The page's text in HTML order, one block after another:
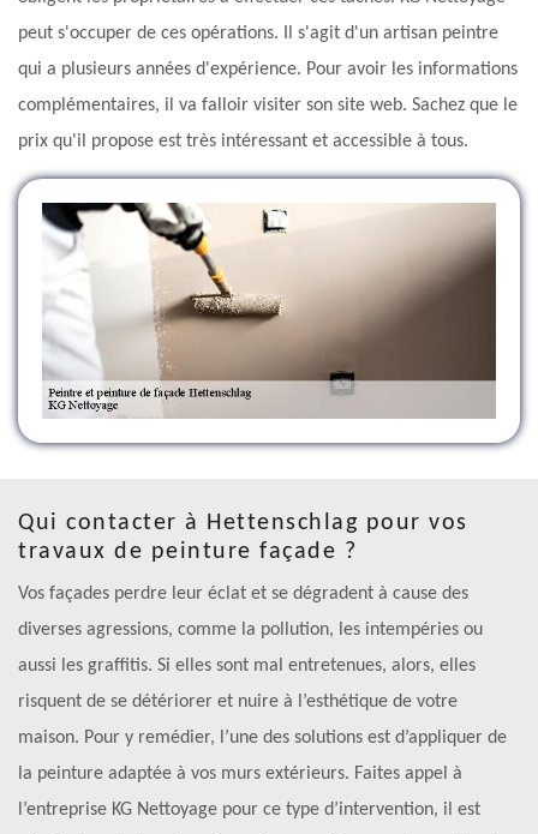
peut s'occuper de ces opérations. Il s'agit d'un artisan peintre
qui a plusieurs années d'expérience. Pour avoir les informations
complémentaires, il va falloir visiter son site web. Sachez que le
prix qu'il propose est très intéressant et accessible à tous.
Qui contacter à Hettenschlag pour vos
travaux de peinture façade ?
Vos façades perdre leur éclat et se dégradent à cause des
diverses agressions, comme la pollution, les intempéries ou
aussi les graffitis. Si elles sont mal entretenues, alors, elles
risquent de se détériorer et nuire à l’esthétique de votre
maison. Pour y remédier, l’une des solutions est d’appliquer de
la peinture adaptée à vos murs extérieurs. Faites appel à
l’entreprise KG Nettoyage pour ce type d’intervention, il est